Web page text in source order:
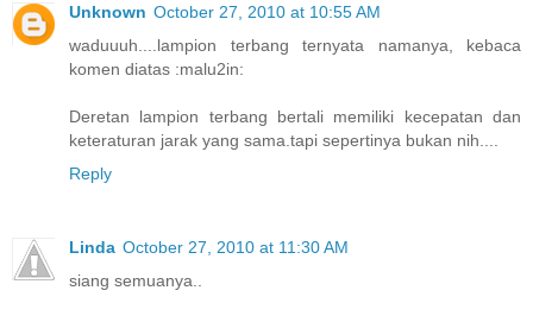
Unknown October 27, 2010 at 10:55 AM
waduuuh....lampion terbang ternyata namanya, kebaca
komen diatas :malu2in:
Deretan lampion terbang bertali memiliki kecepatan dan
keteraturan jarak yang sama.tapi sepertinya bukan nih....
Reply
Linda October 27, 2010 at 11:30 AM
siang semuanya..